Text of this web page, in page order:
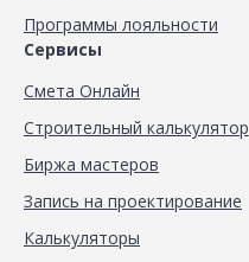
Программы лояльности
Сервисы
Смета Онлайн
Строительный калькулятор
Биржа мастеров
Запись на проектирование
Калькуляторы